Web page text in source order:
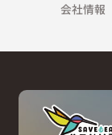
会社情報